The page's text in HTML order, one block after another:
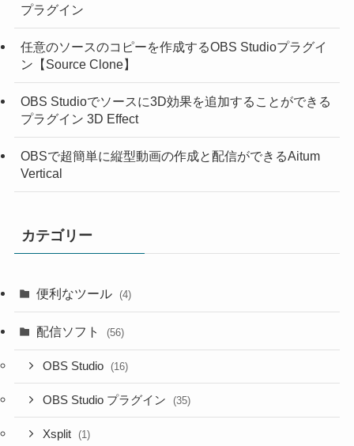
プラグイン
任意のソースのコピーを作成するOBS Studioプラグイ
ン【Source Clone】
OBS Studioでソースに3D効果を追加することができる
プラグイン 3D Effect
OBSで超簡単に縦型動画の作成と配信ができるAitum
Vertical
カテゴリー
便利なツール (4)
配信ソフト (56)
OBS Studio (16)
OBS Studio プラグイン (35)
Xsplit (1)